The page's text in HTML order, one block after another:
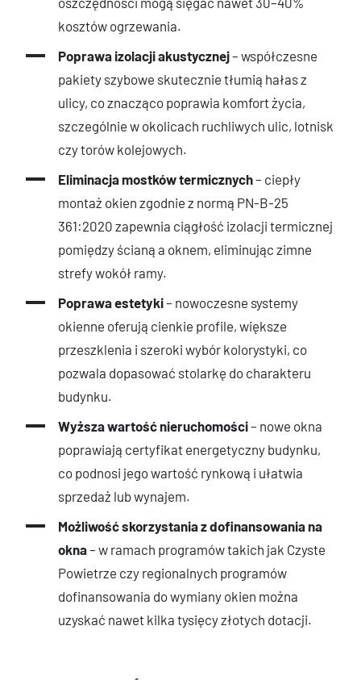
kosztów ogrzewania.
Poprawa izolacji akustycznej– współczesne
pakiety szybowe skutecznie tłumią hałas z
ulicy, co znacząco poprawia komfort życia,
szczególnie w okolicach ruchliwych ulic, lotnisk
czy torów kolejowych.
Eliminacja mostków termicznych– ciepły
montaż okien zgodnie z normą PN-B-25
361:2020 zapewnia ciągłość izolacji termicznej
pomiędzy ścianą a oknem, eliminując zimne
strefy wokół ramy.
Poprawa estetyki– nowoczesne systemy
okienne oferują cienkie profile, większe
przeszklenia i szeroki wybór kolorystyki, co
pozwala dopasować stolarkę do charakteru
budynku.
Wyższa wartość nieruchomości– nowe okna
poprawiają certyfikat energetyczny budynku,
co podnosi jego wartość rynkową i ułatwia
sprzedaż lub wynajem.
Możliwość skorzystania z dofinansowaniana
okna– w ramach programów takich jak Czyste
Powietrze czy regionalnych programów
dofinansowania do wymiany okien można
uzyskać nawet kilka tysięcy złotych dotacji.